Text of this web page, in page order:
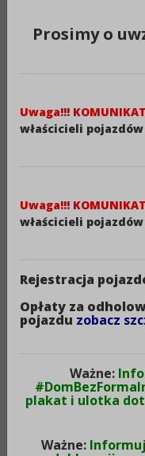
ul. Wojska Polskiego
87 – 700
kontakt tel. 54 231
oficer prasowy e-
ul. Halinowo 2A
87 – 700
e-mail:
3. Państwowa
Epidemiologiczna
ul. Słowackiego 8a
87 – 700
Całodobowa
Prosimy o
Uwaga!!! KOMUNIKAT
właścicieli pojazdów
Uwaga!!! KOMUNIKAT
właścicieli pojazdów
Rejestracja
Opłaty za
pojazdu zobacz
Ważne:
plakat i ulotka
Ważne: